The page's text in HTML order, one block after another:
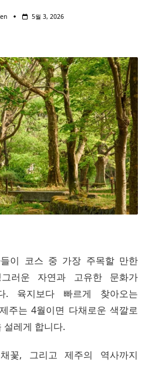
5월 3, 2026
이 코스 중 가장 주목할 만한
러운 자연과 고유한 문화가
. 육지보다 빠르게 찾아오는
주는 4월이면 다채로운 색깔로
설레게 합니다.
꽃, 그리고 제주의 역사까지